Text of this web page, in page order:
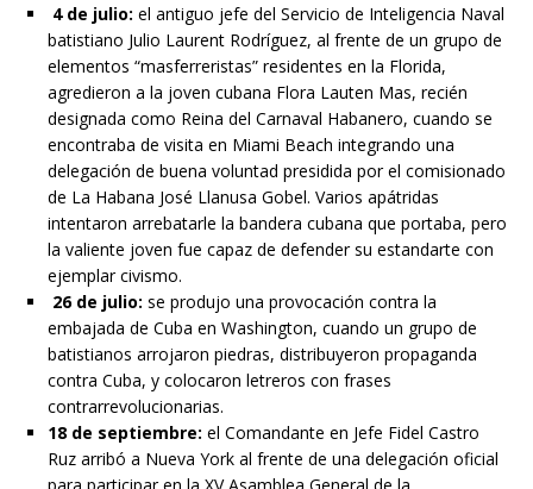
4 de julio: el antiguo jefe del Servicio de Inteligencia Naval
batistiano Julio Laurent Rodríguez, al frente de un grupo de
elementos “masferreristas” residentes en la Florida,
agredieron a la joven cubana Flora Lauten Mas, recién
designada como Reina del Carnaval Habanero, cuando se
encontraba de visita en Miami Beach integrando una
delegación de buena voluntad presidida por el comisionado
de La Habana José Llanusa Gobel. Varios apátridas
intentaron arrebatarle la bandera cubana que portaba, pero
la valiente joven fue capaz de defender su estandarte con
ejemplar civismo.
26 de julio: se produjo una provocación contra la
embajada de Cuba en Washington, cuando un grupo de
batistianos arrojaron piedras, distribuyeron propaganda
contra Cuba, y colocaron letreros con frases
contrarrevolucionarias.
18 de septiembre: el Comandante en Jefe Fidel Castro
Ruz arribó a Nueva York al frente de una delegación oficial
para participar en la XV Asamblea General de la